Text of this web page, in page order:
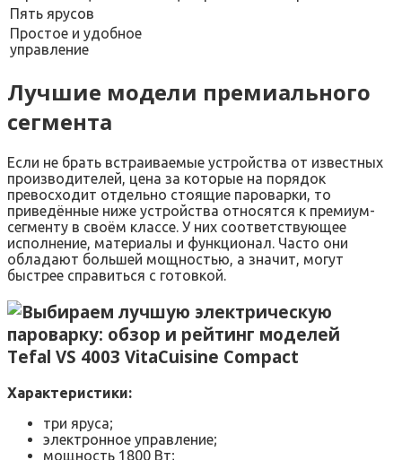
Пять ярусов
Простое и удобное
управление
Лучшие модели премиального
сегмента
Если не брать встраиваемые устройства от известных
производителей, цена за которые на порядок
превосходит отдельно стоящие пароварки, то
приведённые ниже устройства относятся к премиум-
сегменту в своём классе. У них соответствующее
исполнение, материалы и функционал. Часто они
обладают большей мощностью, а значит, могут
быстрее справиться с готовкой.
Tefal VS 4003 VitaCuisine Compact
Характеристики:
три яруса;
электронное управление;
мощность 1800 Вт;